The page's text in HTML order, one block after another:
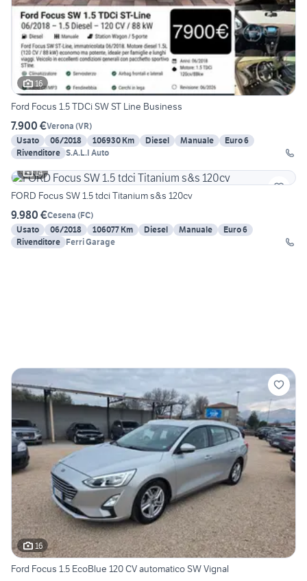
16
Ford Focus 1.5 TDCi SW ST Line Business
7.900 €Verona (VR)
Usato
06/2018 106930 Km Diesel Manuale
Euro 6
Rivenditore S.A.L.I Auto
14
FORD Focus SW 1.5 tdci Titanium s&s 120cv
9.980 €Cesena (FC)
Usato
06/2018 106077 Km Diesel Manuale
Euro 6
Rivenditore Ferri Garage
16
Ford Focus 1.5 EcoBlue 120 CV automatico SW Vignal